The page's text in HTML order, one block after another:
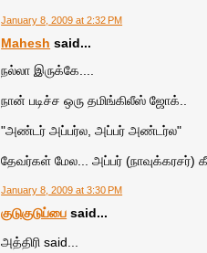
January 8, 2009 at 2:32 PM
Mahesh said...
நல்லா இருக்கே....
நான் படிச்ச ஒரு தமிங்கிலீஸ் ஜோக்..
"அண்டர் அப்பர்ல, அப்பர் அண்டர்ல"
தேவர்கள் மேல... அப்பர் (நாவுக்கரசர்)
January 8, 2009 at 3:30 PM
குடுகுடுப்பை said...
அத்திரி said...